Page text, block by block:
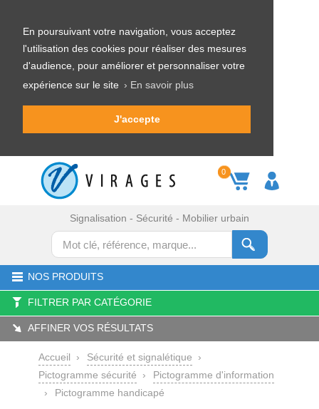
En poursuivant votre navigation, vous acceptez
l'utilisation des cookies pour réaliser des mesures
d'audience, pour améliorer et personnaliser votre
expérience sur le site › En savoir plus
J'accepte
0
Signalisation - Sécurité - Mobilier urbain
NOS PRODUITS
FILTRER PAR CATÉGORIE
AFFINER VOS RÉSULTATS
Accueil › Sécurité et signalétique
›
Pictogramme sécurité
›
Pictogramme d'information
›
Pictogramme handicapé